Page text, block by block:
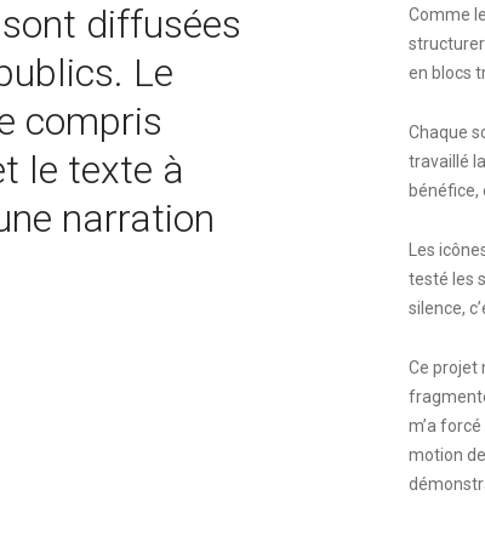
diffusées
Le
compris
le texte à
narration
Comme
structurer
en blocs
Chaque
travaillé
bénéfice,
Les
testé les
silence,
Ce projet
m’a
motion